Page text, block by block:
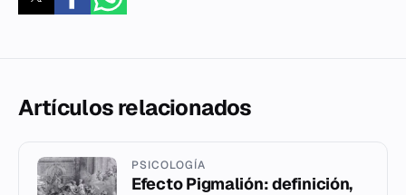
Artículos relacionados
PSICOLOGÍA
Efecto Pigmalión: definición,